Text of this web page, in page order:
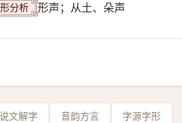
分析 形声；从土、朵声
说文解字 音韵方言 字源字形